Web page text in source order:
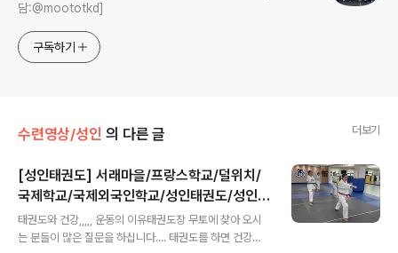
담:@moototkd]
구독하기
수련영상/성인 의 다른 글 더보기
[성인태권도] 서래마을/프랑스학교/덜위치/
국제학교/국제외국인학교/성인태권도/성인취
미/재미/태권도/품새/실전기/교류/겨루기
태권도와 건강,,,,, 운동의 이유태권도장 무토에 찾아 오시
는 분들이 많은 질문을 하십니다.... 태권도를 하면 건강해